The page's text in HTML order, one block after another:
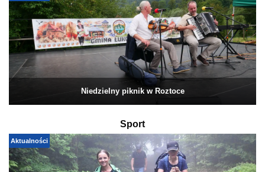
Niedzielny piknik w Roztoce
Sport
Aktualności